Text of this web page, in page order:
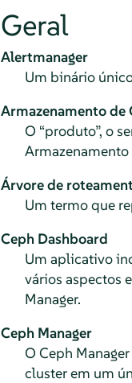
Geral
Alertmanager
Um binário
Armazenamento de
O “produto”, o
Árvore de
Um termo que
Ceph Dashboard
Um aplicativo
vários aspectos
Manager.
Ceph Manager
O Ceph
cluster em um